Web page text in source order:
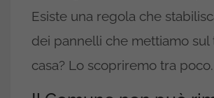
Esiste una regola che
dei pannelli che mettiamo sul
casa? Lo scopriremo tra poco.